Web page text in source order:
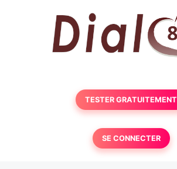
TESTER GRATUITEMENT
SE CONNECTER